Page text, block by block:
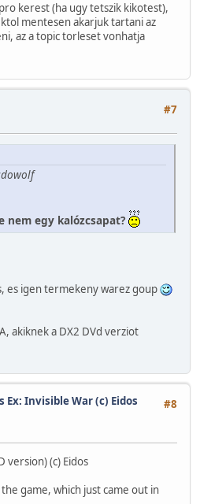
kerest (ha ugy tetszik kikotest),
mentesen akarjuk tartani az
az a topic torleset vonhatja
#7
nem egy kalózcsapat?
es igen termekeny warez goup
akiknek a DX2 DVd verziot
#8
Ex: Invisible War (c) Eidos
version) (c) Eidos
game, which just came out in